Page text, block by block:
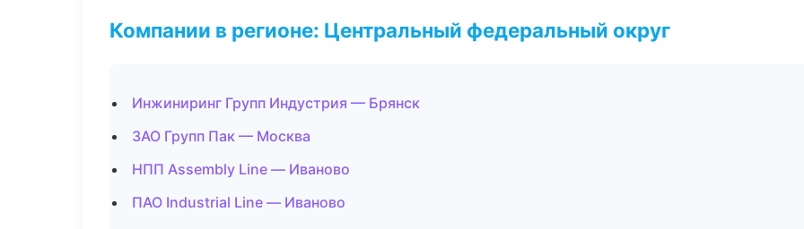
Компании в регионе: Центральный федеральный округ
Инжиниринг Групп Индустрия — Брянск
ЗАО Групп Пак — Москва
НПП Assembly Line — Иваново
ПАО Industrial Line — Иваново